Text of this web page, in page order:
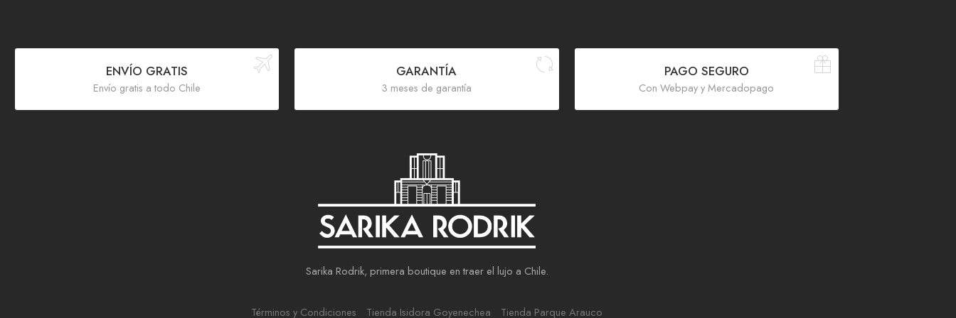
ENVÍO GRATIS
Envío gratis a todo Chile
GARANTÍA
3 meses de garantía
PAGO SEGURO
Con Webpay y Mercadopago
Sarika Rodrik, primera boutique en traer el lujo a Chile.
Términos y Condiciones Tienda Isidora Goyenechea Tienda Parque Arauco